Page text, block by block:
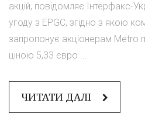
акцій, повідомляє Інтерфакс-
угоду з EPGC, згідно з якою
запропонує акціонерам Metro
ціною 5,33 євро ...
ЧИТАТИ ДАЛІ